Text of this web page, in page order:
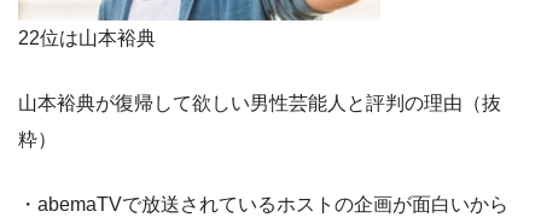
22位は山本裕典
山本裕典が復帰して欲しい男性芸能人と評判の理由（抜
粋）
・abemaTVで放送されているホストの企画が面白いから